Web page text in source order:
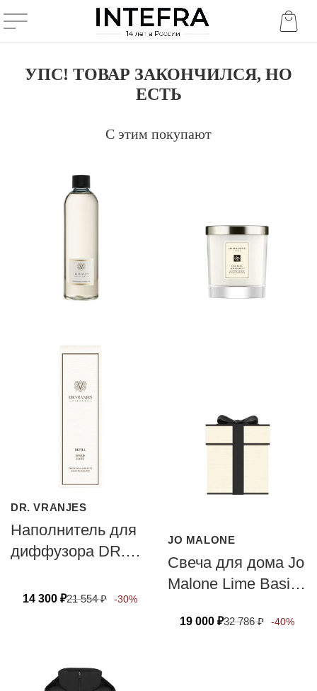
УПС! ТОВАР ЗАКОНЧИЛСЯ, НО
ЕСТЬ
С этим покупают
DR. VRANJES
Наполнитель для
диффузора DR.
FIRENZE SPEZIE
14 300 ₽21 554₽ -30%
JO MALONE
Свеча для дома Jo
Malone Lime Basil
19 000 ₽32 786₽ -40%